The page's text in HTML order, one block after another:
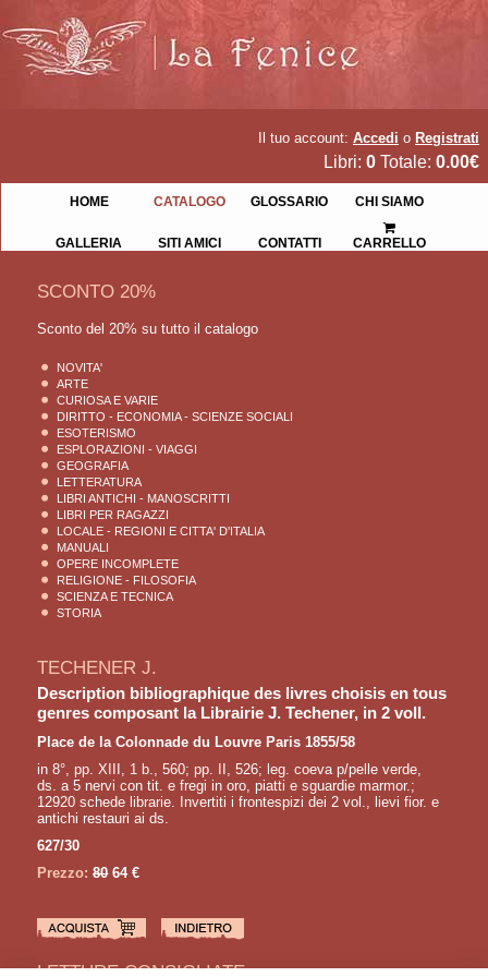
Il tuo account: Accedi o Registrati
Libri: 0 Totale: 0.00€
HOME CATALOGO GLOSSARIO CHI SIAMO
GALLERIA SITI AMICI CONTATTI CARRELLO
SCONTO 20%
Sconto del 20% su tutto il catalogo
NOVITA'
ARTE
CURIOSA E VARIE
DIRITTO - ECONOMIA - SCIENZE SOCIALI
ESOTERISMO
ESPLORAZIONI - VIAGGI
GEOGRAFIA
LETTERATURA
LIBRI ANTICHI - MANOSCRITTI
LIBRI PER RAGAZZI
LOCALE - REGIONI E CITTA' D'ITALIA
MANUALI
OPERE INCOMPLETE
RELIGIONE - FILOSOFIA
SCIENZA E TECNICA
STORIA
TECHENER J.
Description bibliographique des livres choisis en tous
genres composant la Librairie J. Techener, in 2 voll.
Place de la Colonnade du Louvre Paris 1855/58
in 8°, pp. XIII, 1 b., 560; pp. II, 526; leg. coeva p/pelle verde,
ds. a 5 nervi con tit. e fregi in oro, piatti e sguardie marmor.;
12920 schede librarie. Invertiti i frontespizi dei 2 vol., lievi fior. e
antichi restauri ai ds.
627/30
Prezzo: 8064 €
LETTURE CONSIGLIATE